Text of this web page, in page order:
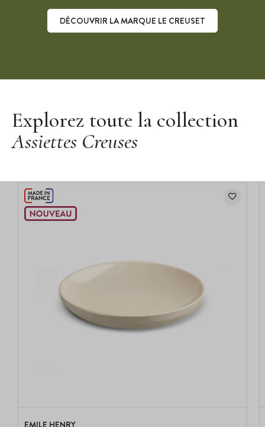
DÉCOUVRIR LA MARQUE LE CREUSET
Explorez toute la collection
Assiettes Creuses
EMILE HENRY